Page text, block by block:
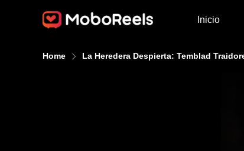
Inicio
Home La Heredera Despierta: Temblad